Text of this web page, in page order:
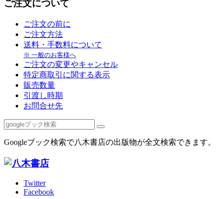
ご注文について
ご注文の前に
ご注文方法
送料・手数料について
※ 一般のお客様へ
ご注文の変更やキャンセル
特定商取引に関する表示
販売数量
引渡し時期
お問合せ先
Googleブック検索で八木書店の出版物が全文検索できます。
Twitter
Facebook